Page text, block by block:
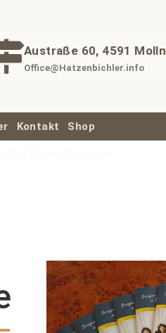
Austraße 60, 4591 Molln
Office@Hatzenbichler.info
Kontakt Shop